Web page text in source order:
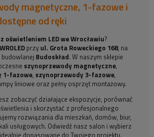
magnetyczne, 1-fazowe i
od ręki
oświetleniem LED we Wrocławiu?
WROLED przy ul. Grota Roweckiego 168, na
Budoskład. W naszym sklepie
szynoprzewody magnetyczne,
1-fazowe, szynoprzewody 3-fazowe,
liniowe oraz pełny osprzęt montażowy.
zobaczyć działające ekspozycje, porównać
i skorzystać z profesjonalnego
rozwiązania dla mieszkań, domów, biur,
usługowych. Odwiedź nasz salon i wybierz